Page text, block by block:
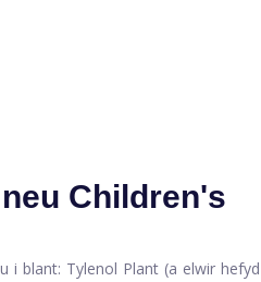
Children's
i blant: Tylenol Plant (a elwir hefyd